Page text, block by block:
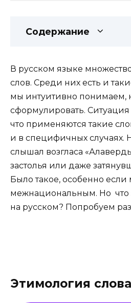
Содержание
В русском языке
слов. Среди них есть и
мы интуитивно понимаем,
сформулировать. Ситуация
что применяются такие
и в специфичных случаях.
слышал возгласа
застолья или даже
Было такое, особенно
межнациональным. Но что
на русском? Попробуем
Этимология слова